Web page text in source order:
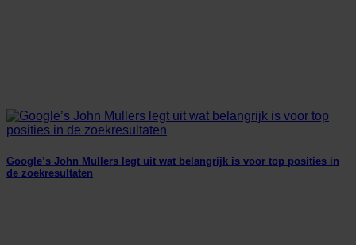
Google’s John Mullers legt uit wat belangrijk is voor top posities in
de zoekresultaten